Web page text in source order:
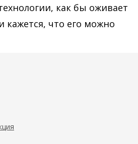
как бы оживает
кажется, что его можно